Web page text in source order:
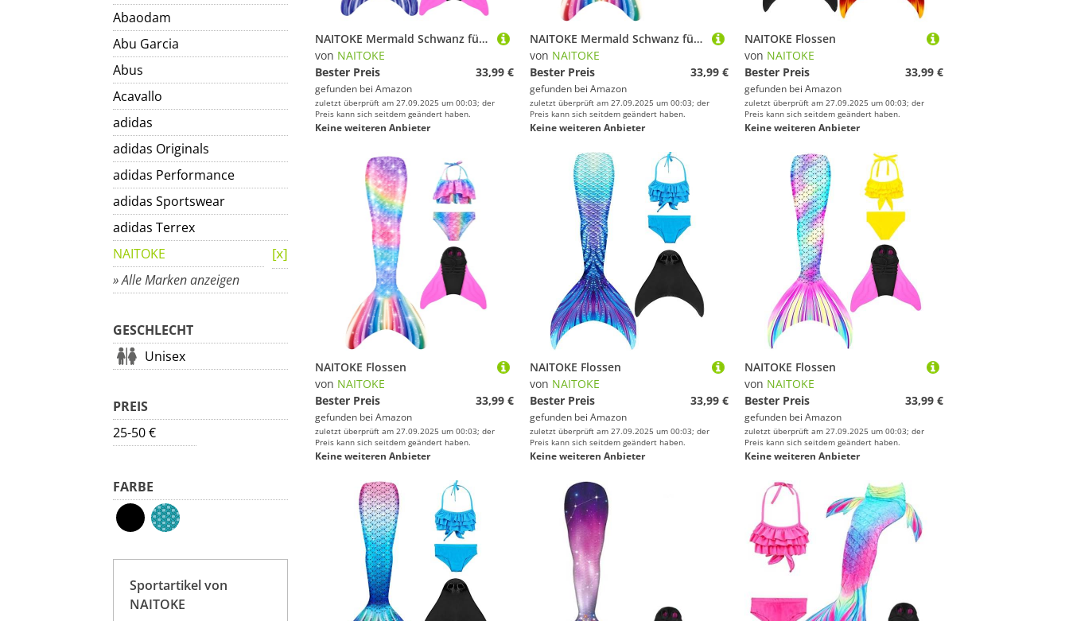
Abaodam
Abu Garcia
Abus
Acavallo
adidas
adidas Originals
adidas Performance
adidas Sportswear
adidas Terrex
NAITOKE
» Alle Marken anzeigen
GESCHLECHT
Unisex
PREIS
25-50 €
FARBE
Sportartikel von
NAITOKE
NAITOKE Mermald Schwanz für Pool
von NAITOKE
Bester Preis
33,99 €
gefunden bei Amazon
zuletzt überprüft am 27.09.2025 um 00:03; der
Preis kann sich seitdem geändert haben.
Keine weiteren Anbieter
NAITOKE Mermald Schwanz für Pool
von NAITOKE
Bester Preis
33,99 €
gefunden bei Amazon
zuletzt überprüft am 27.09.2025 um 00:03; der
Preis kann sich seitdem geändert haben.
Keine weiteren Anbieter
NAITOKE Flossen
von NAITOKE
Bester Preis
33,99 €
gefunden bei Amazon
zuletzt überprüft am 27.09.2025 um 00:03; der
Preis kann sich seitdem geändert haben.
Keine weiteren Anbieter
NAITOKE Flossen
von NAITOKE
Bester Preis
33,99 €
gefunden bei Amazon
zuletzt überprüft am 27.09.2025 um 00:03; der
Preis kann sich seitdem geändert haben.
Keine weiteren Anbieter
NAITOKE Flossen
von NAITOKE
Bester Preis
33,99 €
gefunden bei Amazon
zuletzt überprüft am 27.09.2025 um 00:03; der
Preis kann sich seitdem geändert haben.
Keine weiteren Anbieter
NAITOKE Flossen
von NAITOKE
Bester Preis
33,99 €
gefunden bei Amazon
zuletzt überprüft am 27.09.2025 um 00:03; der
Preis kann sich seitdem geändert haben.
Keine weiteren Anbieter